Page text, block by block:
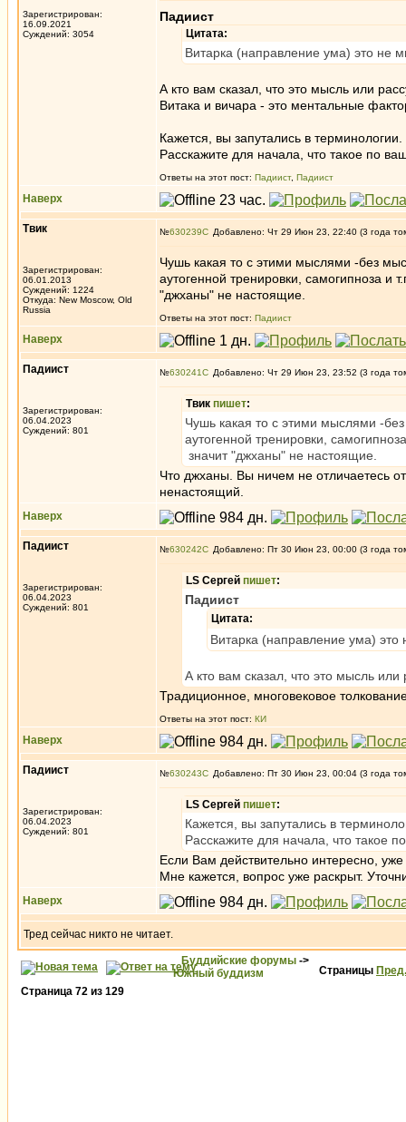
Зарегистрирован:
16.09.2021
Суждений: 3054
Падиист
Цитата:
Витарка (направление ума) это не
А кто вам сказал, что это мысль или
Витака и вичара - это ментальные
Кажется, вы запутались в терминологии.
Расскажите для начала, что такое по
Ответы на этот пост: Падиист, Падиист
Наверх
Твик
Зарегистрирован:
06.01.2013
Суждений: 1224
Откуда: New Moscow, Old
Russia
№630239 Добавлено: Чт 29 Июн 23, 22:40 (3 года
Чушь какая то с этими мыслями -без
аутогенной тренировки, самогипноза и
"джханы" не настоящие.
Ответы на этот пост: Падиист
Наверх
Падиист
Зарегистрирован:
06.04.2023
Суждений: 801
№630241 Добавлено: Чт 29 Июн 23, 23:52 (3 года
Твик пишет:
Чушь какая то с этими мыслями -
аутогенной тренировки,
значит "джханы" не настоящие.
Что джханы. Вы ничем не отличаетесь
ненастоящий.
Наверх
Падиист
Зарегистрирован:
06.04.2023
Суждений: 801
№630242 Добавлено: Пт 30 Июн 23, 00:00 (3 года
LS Сергей пишет:
Падиист
Цитата:
Витарка (направление ума)
А кто вам сказал, что это мысль или
Традиционное, многовековое
Ответы на этот пост: КИ
Наверх
Падиист
Зарегистрирован:
06.04.2023
Суждений: 801
№630243 Добавлено: Пт 30 Июн 23, 00:04 (3 года
LS Сергей пишет:
Кажется, вы запутались в
Расскажите для начала, что такое
Если Вам действительно интересно,
Мне кажется, вопрос уже раскрыт.
Наверх
Тред сейчас никто не читает.
Буддийские форумы ->
Южный буддизм
Страницы Пред.
Страница 72 из 129